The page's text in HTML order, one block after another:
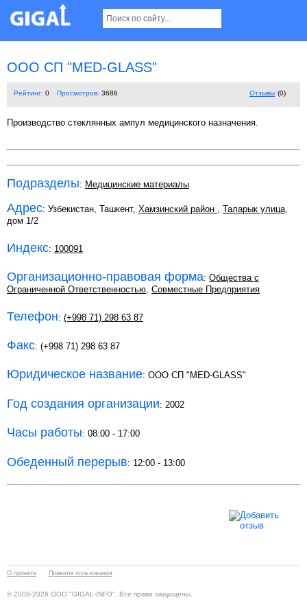
ООО СП "MED-GLASS"
Рейтинг: 0 Просмотров: 3686 Отзывы (0)
Производство стеклянных ампул медицинского назначения.
Подразделы: Медицинские материалы
Адрес: Узбекистан, Ташкент, Хамзинский район , Таларык улица,
дом 1/2
Индекс: 100091
Организационно-правовая форма: Общества с
Ограниченной Ответственностью, Совместные Предприятия
Телефон: (+998 71) 298 63 87
Факс: (+998 71) 298 63 87
Юридическое название: ООО СП "MED-GLASS"
Год создания организации: 2002
Часы работы: 08:00 - 17:00
Обеденный перерыв: 12:00 - 13:00
О проекте Правила пользования
© 2008-2026 ООО "GIGAL-INFO". Все права защищены.